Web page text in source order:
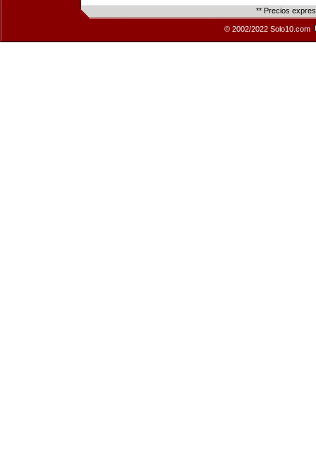
** Precios
© 2002/2022 Solo10.com